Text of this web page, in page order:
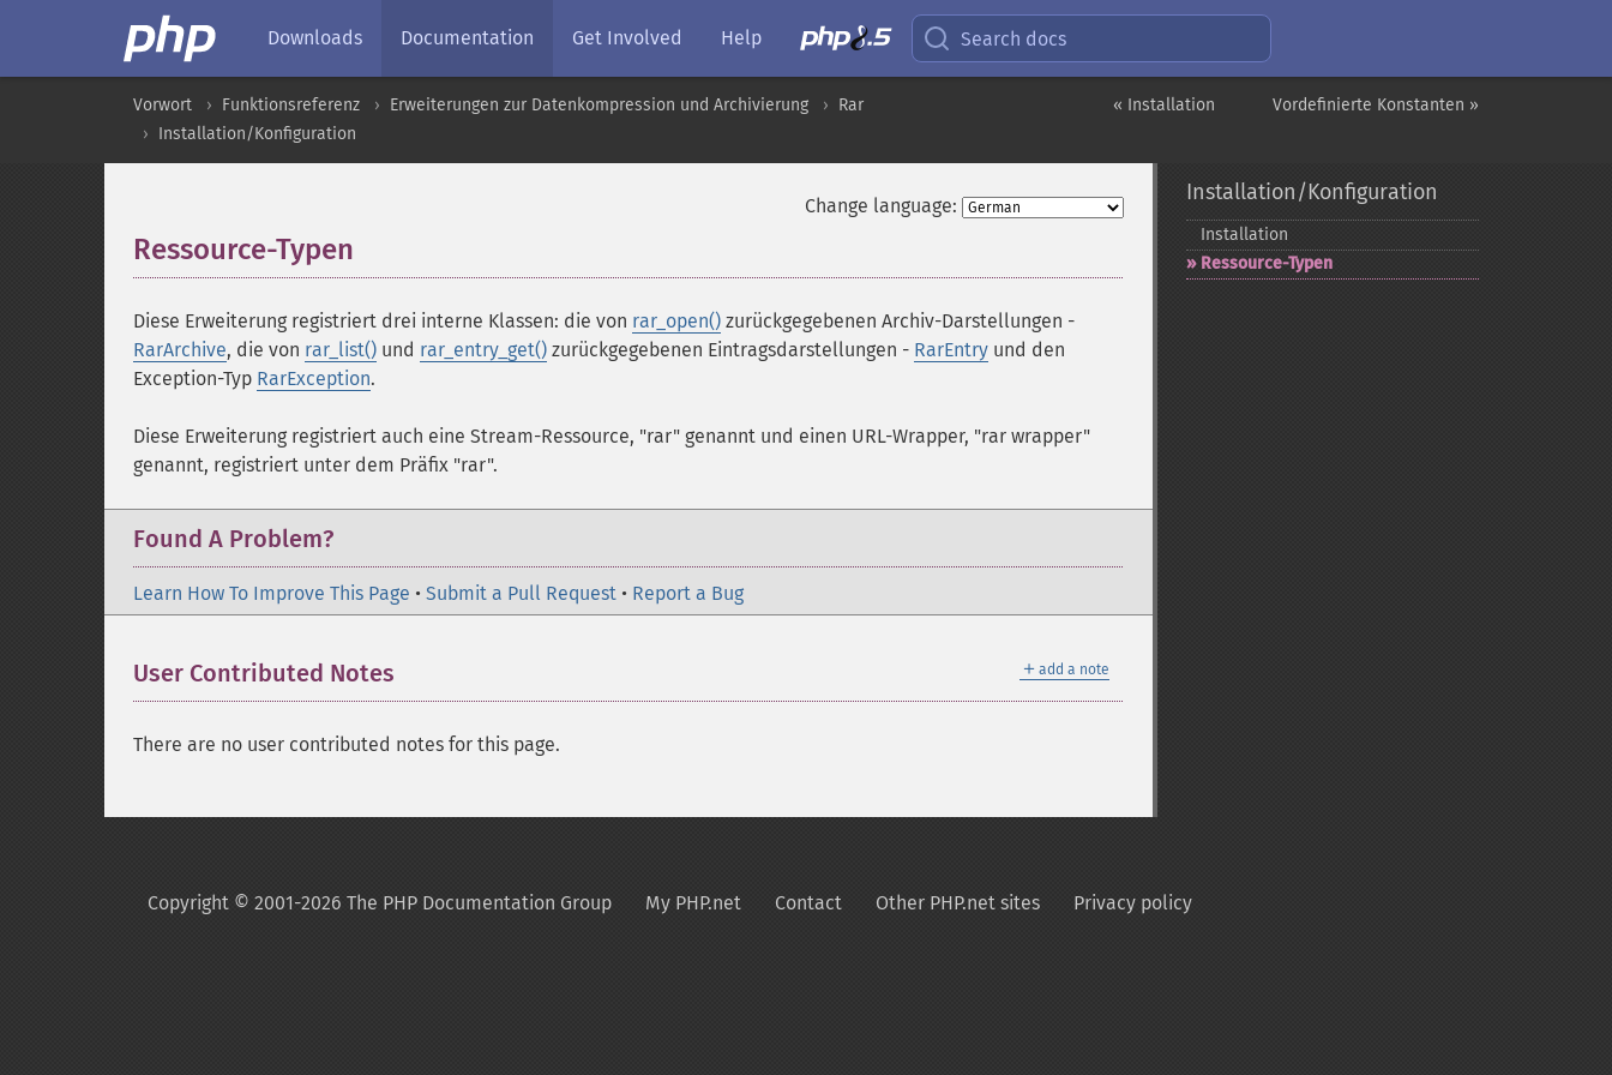
Downloads Documentation Get Involved Help Search docs
Vordefinierte Konstanten »
« Installation
Vorwort Funktionsreferenz Erweiterungen zur Datenkompression und Archivierung
Rar
Installation/Konfiguration
Change language:
Ressource-Typen
Diese Erweiterung registriert drei interne Klassen: die von rar_open() zurückgegebenen Archiv-Darstellungen -
RarArchive, die von rar_list() und rar_entry_get() zurückgegebenen Eintragsdarstellungen - RarEntry und den
Exception-Typ RarException.
Diese Erweiterung registriert auch eine Stream-Ressource, "rar" genannt und einen URL-Wrapper, "rar wrapper"
genannt, registriert unter dem Präfix "rar".
Found A Problem?
Learn How To Improve This Page • Submit a Pull Request • Report a Bug
＋ add a note
User Contributed Notes
There are no user contributed notes for this page.
Installation/Konfiguration
Installation
Ressource-​Typen
Copyright © 2001-2026 The PHP Documentation Group My PHP.net Contact Other PHP.net sites Privacy policy